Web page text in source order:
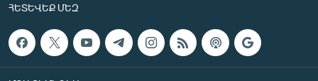
ՀԵՏԵՎԵՔ ՄԵԶ